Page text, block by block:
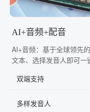
AI+音频+配音
AI+音频：基于全球领先
文本、选择发音人即可一
双端支持
多样发音人